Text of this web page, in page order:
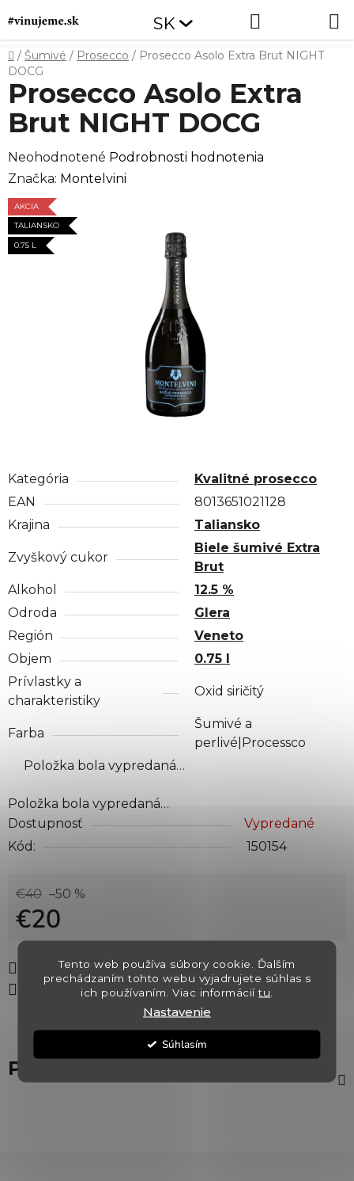
Tento web používa súbory cookie. Ďalším
prechádzaním tohto webu vyjadrujete súhlas s
ich používaním. Viac informáciítu
Nastavenie
Súhlasím
na
obsah
SK
KOŠÍK
Domov
/ Šumivé / Prosecco / Prosecco Asolo Extra Brut NIGHT
DOCG
Kategória
Kvalitné prosecco
EAN
8013651021128
Krajina
Taliansko
Zvyškový cukor
Biele šumivé Extra
Brut
Alkohol
12.5 %
Odroda
Glera
Región
Veneto
Objem
0.75 l
Prívlastky a
charakteristiky
Oxid siričitý
Farba
Šumivé a
perlivé|Processco
Položka bola vypredaná…
Položka bola vypredaná…
Dostupnosť
Vypredané
Kód:
150154
€40 –50 %
€20
Jednotková cena:
Opýtať sa
Strážiť
Zdieľať
Prosecco Asolo Extra
Brut NIGHT DOCG
Priemerné
hodnotenie
produktu
je
0,0
Neohodnotené Podrobnosti hodnotenia
Značka: Montelvini
AKCIA
TALIANSKO
0.75 L
Popis